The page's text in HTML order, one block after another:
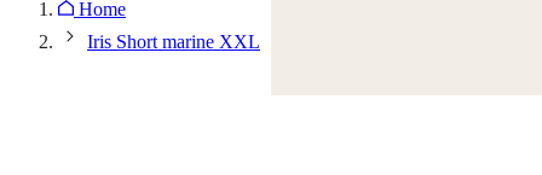
Home
Iris Short marine XXL